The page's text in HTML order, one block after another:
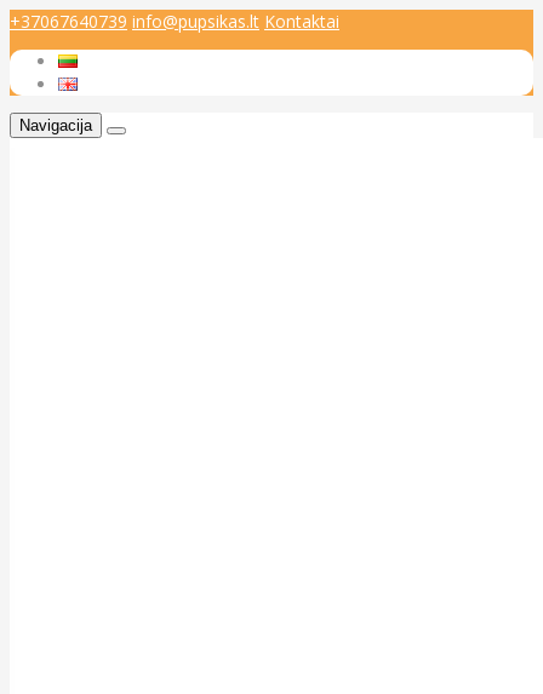
+37067640739 info@pupsikas.lt Kontaktai
Navigacija